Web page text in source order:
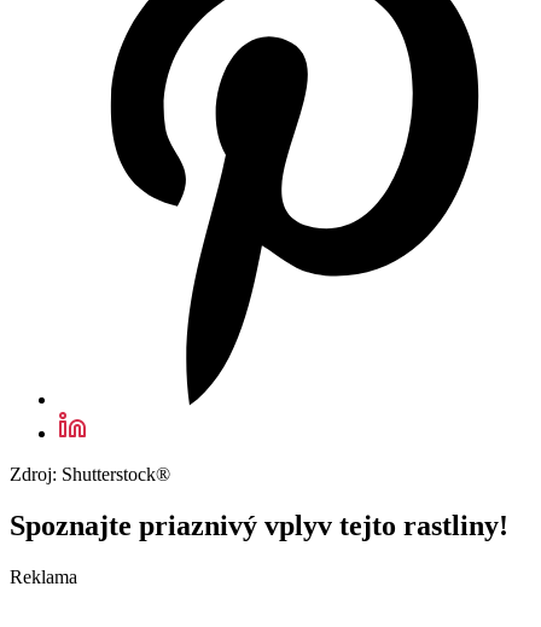
Zdroj: Shutterstock®
Spoznajte priaznivý vplyv tejto rastliny!
Reklama